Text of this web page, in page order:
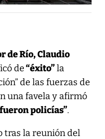
de Río, Claudio
de“éxito”la
de las fuerzas de
una favela y afirmó
policías”.
tras la reunión del